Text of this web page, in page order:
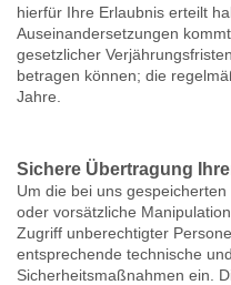
hierfür Ihre Erlaubnis erteilt
Auseinandersetzungen
gesetzlicher
betragen können; die
Jahre.
Sichere Übertragung
Um die bei uns
oder vorsätzliche
Zugriff unberechtigter
entsprechende technische
Sicherheitsmaßnahmen ein.